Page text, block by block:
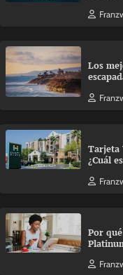
Los
Tarjeta
¿Cuál
Por